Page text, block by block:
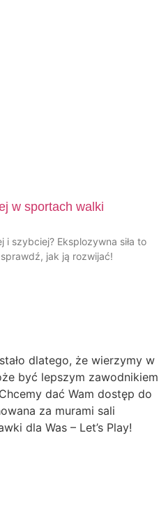
w sportach walki
szybciej? Eksplozywna siła to
jak ją rozwijać!
dlatego, że wierzymy w
być lepszym zawodnikiem
dać Wam dostęp do
za murami sali
dla Was – Let’s Play!